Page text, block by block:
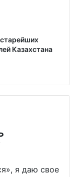
Казахстана
я даю свое